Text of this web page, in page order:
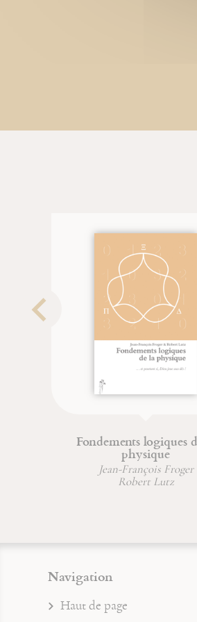
logiques de la
Jean-François Froger
Navigation
Haut de page